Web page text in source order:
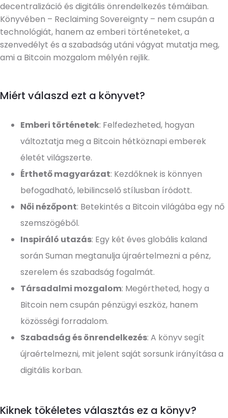
decentralizáció és digitális önrendelkezés témáiban.
Könyvében – Reclaiming Sovereignty – nem csupán a
technológiát, hanem az emberi történeteket, a
szenvedélyt és a szabadság utáni vágyat mutatja meg,
ami a Bitcoin mozgalom mélyén rejlik.
Miért válaszd ezt a könyvet?
Emberi történetek: Felfedezheted, hogyan
változtatja meg a Bitcoin hétköznapi emberek
életét világszerte.
Érthető magyarázat: Kezdőknek is könnyen
befogadható, lebilincselő stílusban íródott.
Női nézőpont: Betekintés a Bitcoin világába egy nő
szemszögéből.
Inspiráló utazás: Egy két éves globális kaland
során Suman megtanulja újraértelmezni a pénz,
szerelem és szabadság fogalmát.
Társadalmi mozgalom: Megértheted, hogy a
Bitcoin nem csupán pénzügyi eszköz, hanem
közösségi forradalom.
Szabadság és önrendelkezés: A könyv segít
újraértelmezni, mit jelent saját sorsunk irányítása a
digitális korban.
Kiknek tökéletes választás ez a könyv?